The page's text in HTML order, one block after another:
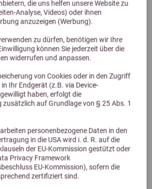
die uns helfen unsere Website zu
Analyse, Videos) oder ihnen
anzuzeigen (Werbung).
zu dürfen, benötigen wir Ihre
können Sie jederzeit über die
widerrufen und anpassen.
von Cookies oder in den Zugriff
Ihr Endgerät (z.B. via Device-
haben, erfolgt die
zusätzlich auf Grundlage von § 25 Abs. 1
personenbezogene Daten in den
in die USA wird i. d. R. auf die
der EU-Kommission gestützt oder
Privacy Framework
EU-Kommission), sofern die
zertifiziert sind.
iQ High-Fibre Landwiesen
Struktur-Plus 15kg
30,79 €